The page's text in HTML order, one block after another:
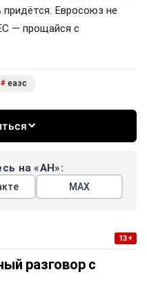
Евросоюз не
— прощайся с
# еаэс
на «АН»:
МАХ
13+
разговор с